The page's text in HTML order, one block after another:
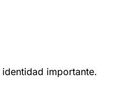
importante.